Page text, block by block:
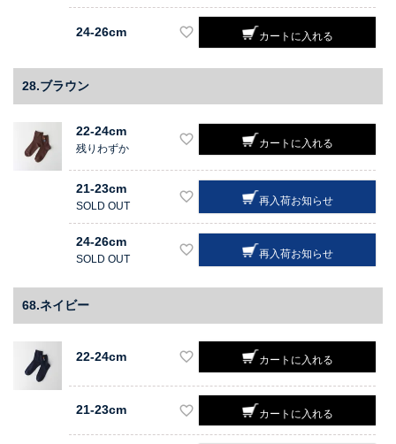
24-26cm カートに入れる
28.ブラウン
22-24cm
残りわずか カートに入れる
21-23cm
SOLD OUT 再入荷お知らせ
24-26cm
SOLD OUT 再入荷お知らせ
68.ネイビー
22-24cm カートに入れる
21-23cm カートに入れる